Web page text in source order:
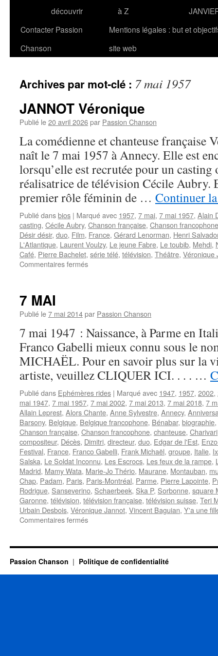
découvrir
à Z
Contacter Passion
Chanson
Mentions légales : but et
site web
Archives par mot-clé : 7 mai 1957
JANNOT Véronique
Publié le20 avril 2026par Passion Chanson
La comédienne et chanteuse française
naît le 7 mai 1957 à Annecy. Elle est
lorsqu’elle est recrutée pour un casting
réalisatrice de télévision Cécile Aubry.
premier rôle féminin de … Continuer
Publié dansbios | Marqué avec 1957, 7 mai, 7 mai 1957, Alain
casting, Cécile Aubry, Chanson française, Chanson francophone
Désir désir, duo, Film, France, Gérard Lenorman, Henri
L'Atlantique, Laurent Voulzy, Le jeune Fabre, Le toubib, Mehdi,
Café, Pierre Bachelet, série télé, télévision, Théâtre, Véronique
Commentaires ferméssur
7 MAI
Publié le7 mai 2014par Passion Chanson
7 mai 1947 : Naissance, à Parme en
Franco Gabelli mieux connu sous le
MICHAËL. Pour en savoir plus sur la
artiste, veuillez CLIQUER ICI. . . . …
Publié dans Ephémères rides | Marqué avec 1947, 1957, 2002,
mai 1947, 7 mai 1957, 7 mai 2002, 7 mai 2013, 7 mai 2018, 7
Allain Leprest, Alors Chante, Anne Sylvestre, Annecy,
Barsony, Belgique, Belgique francophone, Bénabar, biographie,
Chanson française, Chanson francophone, chanteuse, Charivari
compositeur, Décès, Dimitri, directeur, duo, Edgar de l'Est,
Festival, France, Franco Gabelli, Frank Michaël, groupe, Italie,
Salska, Le Soldat Inconnu, Les Escrocs, Les feux de la rampe,
Madrid, Mamy Wata, Marie-Jo Thério, Maurane, Montauban,
Chap, Padam, Paris, Paris-Montréal, Parme, Pierre Lapointe,
Rodrigue, Sanseverino, Schaerbeek, Ska P, Sorbonne, square
Garonne, télévision, télévision française, télévision suisse, Teri
Urbain Desbois, Véronique Jannot, Vincent Baguian, Y'a une
Commentaires ferméssur
Passion Chanson Politique de confidentialité